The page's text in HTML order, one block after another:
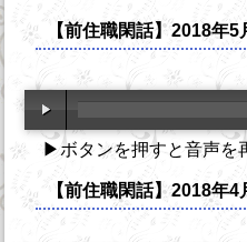
【前住職閑話】2018年5
▶ボタンを押すと音声を
【前住職閑話】2018年4